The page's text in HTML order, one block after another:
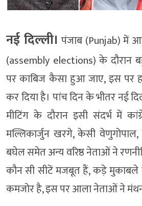
नई दिल्ली। पंजाब (Punjab) में
(assembly elections) के दौरान
पर काबिज कैसा हुआ जाए, इस पर
कर दिया है। पांच दिन के भीतर नई
मीटिंग के दौरान इसी संदर्भ में
मल्लिकार्जुन खरगे, केसी
बघेल समेत अन्य वरिष्ठ नेताओं ने
कौन सी सीटें मजबूत हैं, कड़े मुकाबले
कमजोर है, इस पर आला नेताओं ने